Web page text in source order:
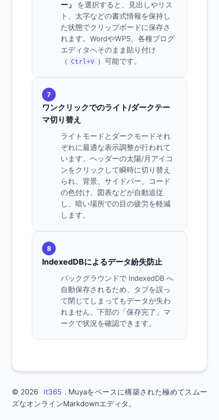
ー」
を選択すると、見出しやリス
ト、太字などの書式情報を保持し
た状態でクリップボードに保存さ
れます。WordやWPS、各種ブログ
エディタへそのまま貼り付け
（ Ctrl+V ）可能です。
7
ワンクリックでのライト/ダークテー
マ切り替え
ライトモードとダークモードそれ
ぞれに最適な表示調整が行われて
います。ヘッダーの太陽/月アイコ
ンをクリックして瞬時に切り替え
られ、背景、サイドバー、コード
の色付け、図表などが自動追従
し、暗い場所での目の疲労を軽減
します。
8
IndexedDBによるデータ紛失防止
バックグラウンドで IndexedDB へ
自動保存されるため、タブを誤っ
て閉じてしまってもデータが失わ
れません。下部の「保存完了」マ
ークで状況を確認できます。
© 2026 it365 . Muyaをベースに構築された極めてスムー
ズなオンラインMarkdownエディタ。